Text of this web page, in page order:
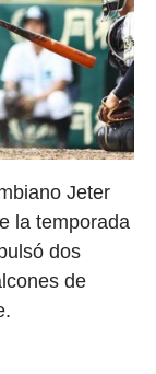
Jeter
la temporada
dos
de